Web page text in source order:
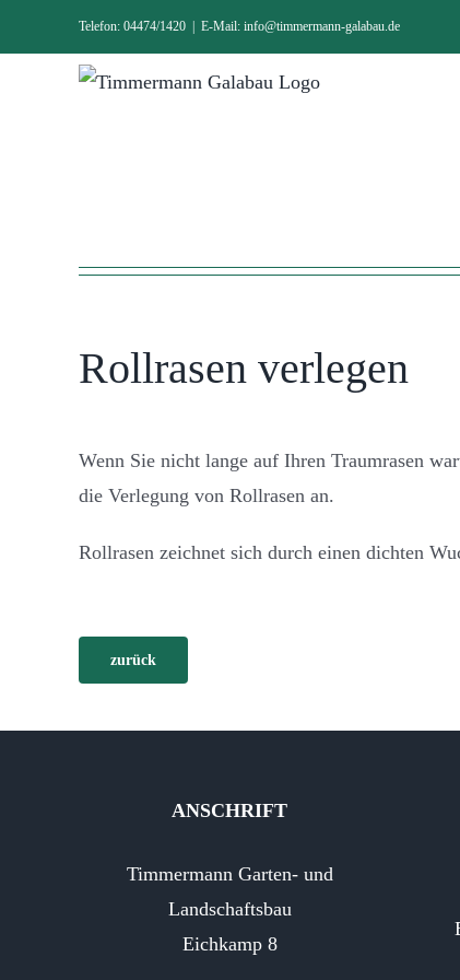
Inhalt
Telefon: 04474/1420 E-Mail: info@timmermann-galabau.de
Rollrasen verlegen
Wenn Sie nicht lange auf Ihren Traumrasen
die Verlegung von Rollrasen an.
Rollrasen zeichnet sich durch einen dichten
zurück
ANSCHRIFT
Timmermann Garten- und
Landschaftsbau
Eichkamp 8